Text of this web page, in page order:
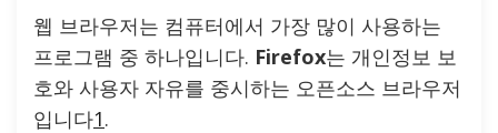
웹 브라우저는 컴퓨터에서 가장 많이 사용하는
프로그램 중 하나입니다. Firefox는 개인정보 보
호와 사용자 자유를 중시하는 오픈소스 브라우저
입니다1.